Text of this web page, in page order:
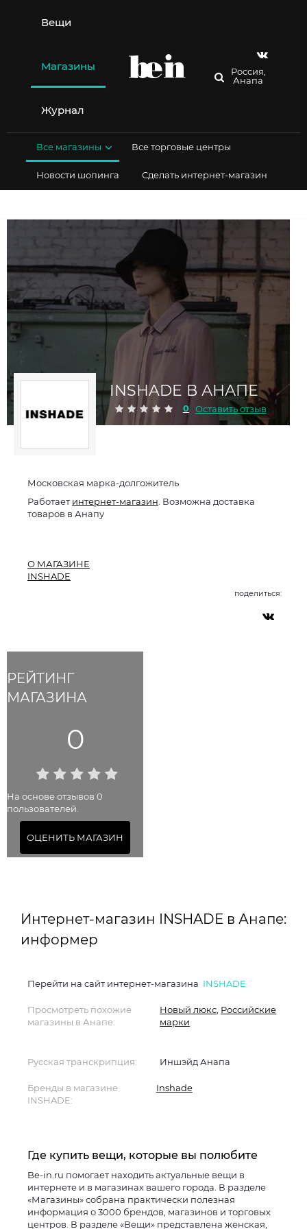
содержимому
Вещи
Магазины
Журнал
Россия,
Анапа
Все магазины Все торговые центры
Новости шопинга Сделать интернет-магазин
INSHADE В АНАПЕ
0 Оставить отзыв
РЕЙТИНГ
МАГАЗИНА
0
На основе отзывов 0
пользователей.
ОЦЕНИТЬ МАГАЗИН
Московская марка-долгожитель
Работаетинтернет-магазин . Возможна доставка
товаров в Анапу
О МАГАЗИНЕ
INSHADE
поделиться:
Интернет-магазин INSHADE в Анапе:
информер
Перейти на сайт интернет-магазина INSHADE
Просмотреть похожие
магазины в Анапе:
Новый люкс Российские
марки
Русская транскрипция: Иншэйд Анапа
Бренды в магазине
INSHADE:
Inshade
Где купить вещи, которые вы полюбите
Be-in.ru помогает находить актуальные вещи в
интернете и в магазинах вашего города. В разделе
«Магазины» собрана практически полезная
информация о 3000 брендов, магазинов и торговых
центров. В разделе «Вещи» представлена женская,